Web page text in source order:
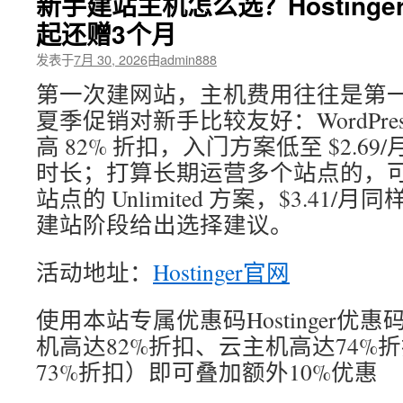
起还赠3个月
发表于7月 30, 2026由admin888
第一次建网站，主机费用往往是第
夏季促销对新手比较友好：
高 82% 折扣，入门方案低至 $2.69/
时长；打算长期运营多个站点的，
站点的 Unlimited 方案，$3.41/月同
建站阶段给出选择建议。
活动地址： Hostinger官网
使用本站专属优惠码Hostinger优惠
机高达82%折扣、云主机高达74%
73%折扣）即可叠加额外10%优惠